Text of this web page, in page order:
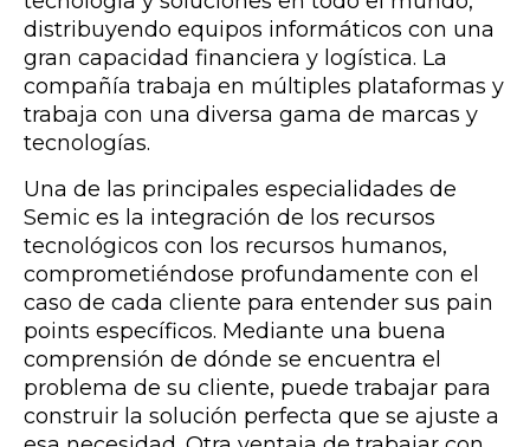
distribuyendo equipos informáticos con una
gran capacidad financiera y logística. La
compañía trabaja en múltiples plataformas y
trabaja con una diversa gama de marcas y
tecnologías.
Una de las principales especialidades de
Semic es la integración de los recursos
tecnológicos con los recursos humanos,
comprometiéndose profundamente con el
caso de cada cliente para entender sus pain
points específicos. Mediante una buena
comprensión de dónde se encuentra el
problema de su cliente, puede trabajar para
construir la solución perfecta que se ajuste a